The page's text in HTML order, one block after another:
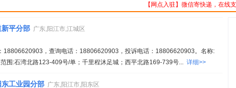
【网点入驻】微信寄快递，在线
平分部 广东,阳江市,江城区
18806620903，查询电话：18806620903，投诉电话：18806620903。名称:
围:石湾北路123-409号/单；千里程沐足城；西平北路169-739号... 详细>>
工业园分部 广东,阳江市,阳东区